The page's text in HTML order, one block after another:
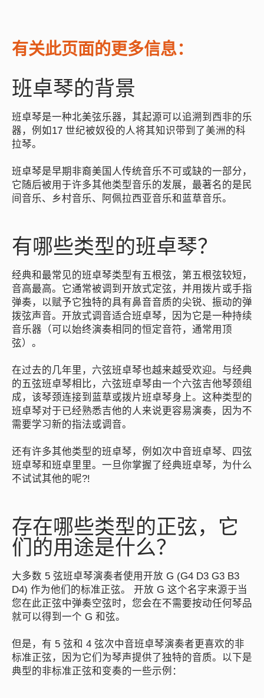
有关此页面的更多信息：
班卓琴的背景
班卓琴是一种北美弦乐器，其起源可以追溯到西非的乐
器，例如17 世纪被奴役的人将其知识带到了美洲的科
拉琴。
班卓琴是早期非裔美国人传统音乐不可或缺的一部分，
它随后被用于许多其他类型音乐的发展，最著名的是民
间音乐、乡村音乐、阿佩拉西亚音乐和蓝草音乐。
有哪些类型的班卓琴？
经典和最常见的班卓琴类型有五根弦，第五根弦较短，
音高最高。它通常被调到开放式定弦，并用拨片或手指
弹奏，以赋予它独特的具有鼻音音质的尖锐、振动的弹
拨弦声音。开放式调音适合班卓琴，因为它是一种持续
音乐器（可以始终演奏相同的恒定音符，通常用顶
弦）。
在过去的几年里，六弦班卓琴也越来越受欢迎。与经典
的五弦班卓琴相比，六弦班卓琴由一个六弦吉他琴颈组
成，该琴颈连接到蓝草或拨片班卓琴身上。这种类型的
班卓琴对于已经熟悉吉他的人来说更容易演奏，因为不
需要学习新的指法或调音。
还有许多其他类型的班卓琴，例如次中音班卓琴、四弦
班卓琴和班卓里里。一旦你掌握了经典班卓琴，为什么
不试试其他的呢?!
存在哪些类型的正弦，它
们的用途是什么？
大多数 5 弦班卓琴演奏者使用开放 G (G4 D3 G3 B3
D4) 作为他们的标准正弦。 开放 G 这个名字来源于当
您在此正弦中弹奏空弦时，您会在不需要按动任何琴品
就可以得到一个 G 和弦。
但是，有 5 弦和 4 弦次中音班卓琴演奏者更喜欢的非
标准正弦，因为它们为琴声提供了独特的音质。以下是
典型的非标准正弦和变奏的一些示例：